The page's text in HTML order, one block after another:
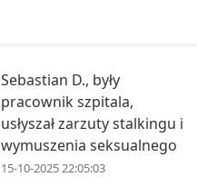
Sebastian D., były
pracownik szpitala,
usłyszał zarzuty stalkingu i
wymuszenia seksualnego
15-10-2025 22:05:03